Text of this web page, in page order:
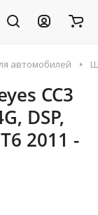
автомобилей
CC3
DSP,
2011 -